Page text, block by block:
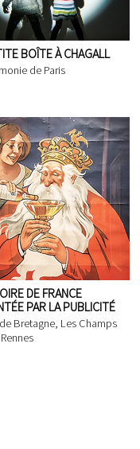
BOÎTE À CHAGALL
de Paris
DE FRANCE
PAR LA PUBLICITÉ
Bretagne, Les Champs